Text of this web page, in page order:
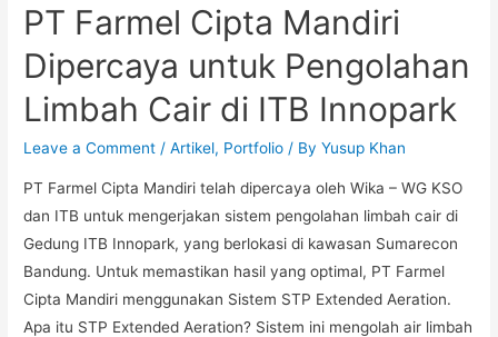
PT Farmel Cipta Mandiri
Dipercaya untuk Pengolahan
Limbah Cair di ITB Innopark
Leave a Comment /Artikel, Portfolio / ByYusup Khan
PT Farmel Cipta Mandiri telah dipercaya oleh Wika – WG KSO
dan ITB untuk mengerjakan sistem pengolahan limbah cair di
Gedung ITB Innopark, yang berlokasi di kawasan Sumarecon
Bandung. Untuk memastikan hasil yang optimal, PT Farmel
Cipta Mandiri menggunakan Sistem STP Extended Aeration.
Apa itu STP Extended Aeration? Sistem ini mengolah air limbah